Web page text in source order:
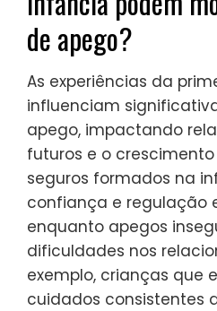
de apego?
As experiências da
influenciam
apego, impactando
futuros e o crescimento
seguros formados na
confiança e regulação
enquanto apegos
dificuldades nos
exemplo, crianças que
cuidados consistentes